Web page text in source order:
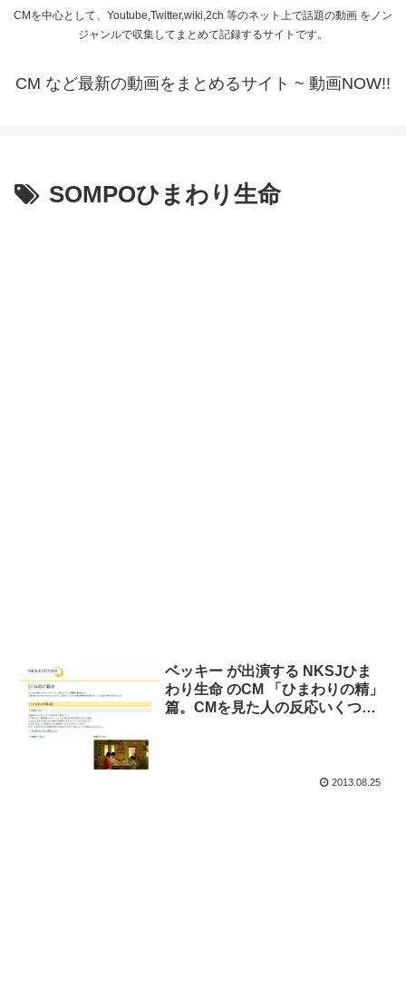
CMを中心として、Youtube,Twitter,wiki,2ch 等のネット上で話題の動画 をノン
ジャンルで収集してまとめて記録するサイトです。
CM など最新の動画をまとめるサイト ~ 動画NOW!!
SOMPOひまわり生命
ベッキー が出演する NKSJひま
わり生命 のCM 「ひまわりの精」
篇。CMを見た人の反応いくつ
2013.08.25